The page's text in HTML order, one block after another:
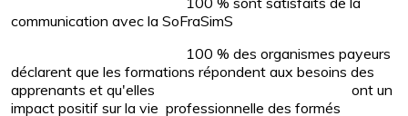
communication avec la SoFraSimS
100 % des organismes payeurs
déclarent que les formations répondent aux besoins des
apprenants et qu'elles ont un
impact positif sur la vie professionnelle des formés